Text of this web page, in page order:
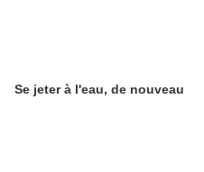
Se jeter à l'eau, de nouveau